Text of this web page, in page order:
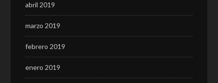
abril 2019
marzo 2019
febrero 2019
enero 2019